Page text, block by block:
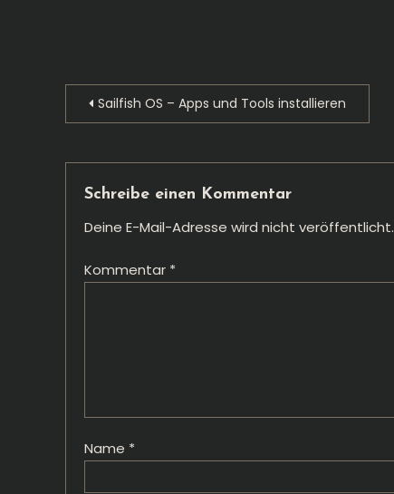
Beitragsnavigation
Sailfish OS – Apps und Tools installieren
Schreibe einen Kommentar
Deine E-Mail-Adresse wird nicht veröffentlicht.
Kommentar *
Name *